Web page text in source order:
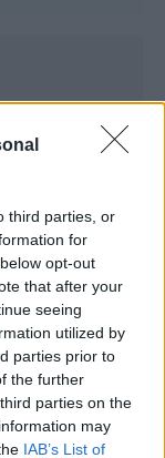
third parties, or
for
opt-out
that after your
seeing
utilized by
parties prior to
the further
parties on the
may
IAB’s List of
μπορεί